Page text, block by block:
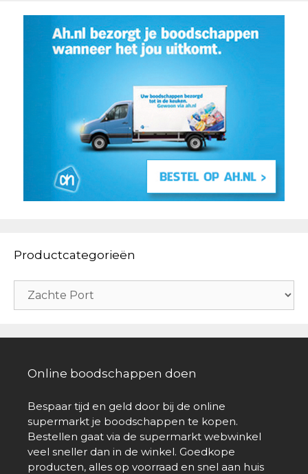
Productcategorieën
Online boodschappen doen
Bespaar tijd en geld door bij de online
supermarkt je boodschappen te kopen.
Bestellen gaat via de supermarkt webwinkel
veel sneller dan in de winkel. Goedkope
producten, alles op voorraad en snel aan huis